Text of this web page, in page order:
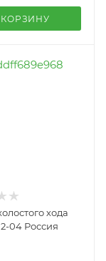
КОРЗИНУ
хода
04 Россия